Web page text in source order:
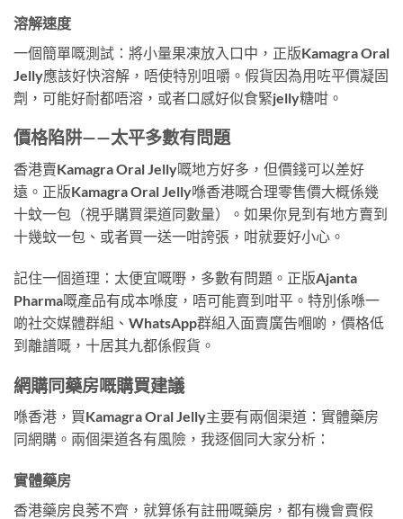
溶解速度
一個簡單嘅測試：將小量果凍放入口中，正版Kamagra Oral
Jelly應該好快溶解，唔使特別咀嚼。假貨因為用咗平價凝固
劑，可能好耐都唔溶，或者口感好似食緊jelly糖咁。
價格陷阱——太平多數有問題
香港賣Kamagra Oral Jelly嘅地方好多，但價錢可以差好
遠。正版Kamagra Oral Jelly喺香港嘅合理零售價大概係幾
十蚊一包（視乎購買渠道同數量）。如果你見到有地方賣到
十幾蚊一包、或者買一送一咁誇張，咁就要好小心。
記住一個道理：太便宜嘅嘢，多數有問題。正版Ajanta
Pharma嘅產品有成本喺度，唔可能賣到咁平。特別係喺一
啲社交媒體群組、WhatsApp群組入面賣廣告嗰啲，價格低
到離譜嘅，十居其九都係假貨。
網購同藥房嘅購買建議
喺香港，買Kamagra Oral Jelly主要有兩個渠道：實體藥房
同網購。兩個渠道各有風險，我逐個同大家分析：
實體藥房
香港藥房良莠不齊，就算係有註冊嘅藥房，都有機會賣假